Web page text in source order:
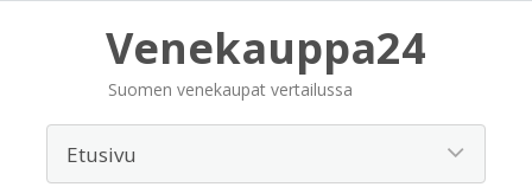
Venekauppa24
Suomen venekaupat vertailussa